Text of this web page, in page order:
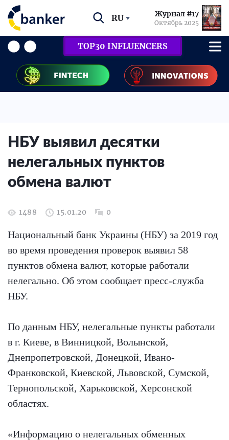
RU Журнал #17
Октябрь 2025
TOP30 INFLUENCERS
НБУ выявил десятки
нелегальных пунктов
обмена валют
1488 15.01.20 0
Национальный банк Украины (НБУ) за 2019 год
во время проведения проверок выявил 58
пунктов обмена валют, которые работали
нелегально. Об этом сообщает пресс-служба
НБУ.
По данным НБУ, нелегальные пункты работали
в г. Киеве, в Винницкой, Волынской,
Днепропетровской, Донецкой, Ивано-
Франковской, Киевской, Львовской, Сумской,
Тернопольской, Харьковской, Херсонской
областях.
«Информацию о нелегальных обменных